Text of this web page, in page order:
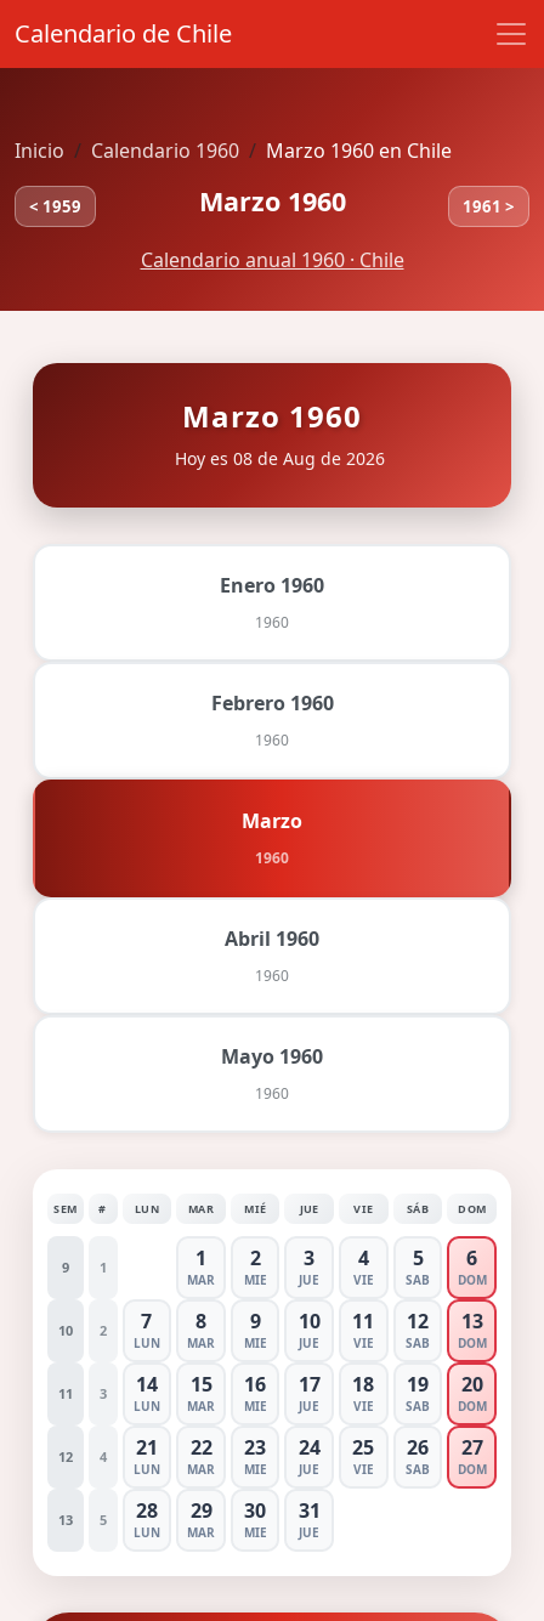
Calendario de Chile
Inicio Calendario 1960 Marzo 1960 en Chile
< 1959 Marzo 1960 1961 >
Calendario anual 1960 · Chile
Marzo 1960
Hoy es 08 de Aug de 2026
Enero 1960
1960
Febrero 1960
1960
Marzo
1960
Abril 1960
1960
Mayo 1960
1960
SEM # LUN MAR MIÉ JUE VIE SÁB DOM
9 1 1
MAR
2
MIE
3
JUE
4
VIE
5
SAB
6
DOM
10 2 7
LUN
8
MAR
9
MIE
10
JUE
11
VIE
12
SAB
13
DOM
11 3 14
LUN
15
MAR
16
MIE
17
JUE
18
VIE
19
SAB
20
DOM
12 4 21
LUN
22
MAR
23
MIE
24
JUE
25
VIE
26
SAB
27
DOM
13 5 28
LUN
29
MAR
30
MIE
31
JUE